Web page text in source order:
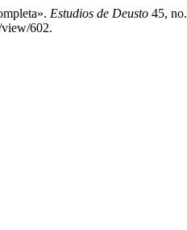
Estudios de Deusto 45,
view/602.